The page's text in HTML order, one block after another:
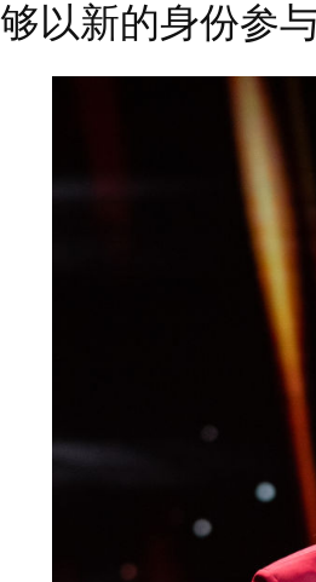
够以新的身份参与